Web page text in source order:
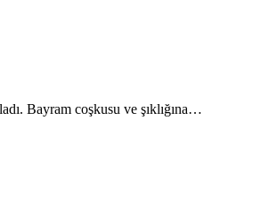
Bayram coşkusu ve şıklığına…